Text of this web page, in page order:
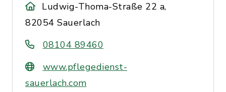
Ludwig-Thoma-Straße 22 a,
82054 Sauerlach
08104 89460
www.pflegedienst-
sauerlach.com